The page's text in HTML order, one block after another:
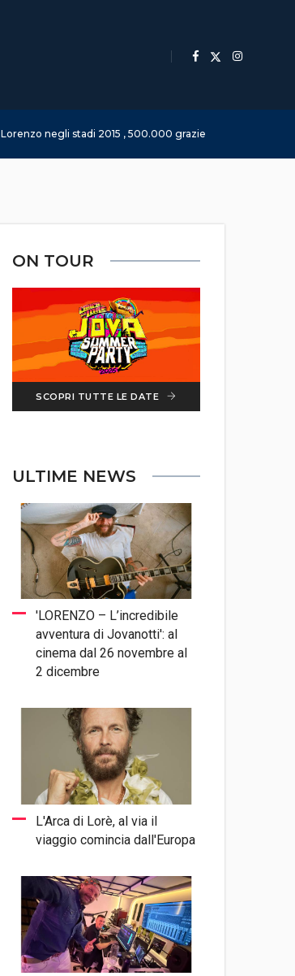
Lorenzo negli stadi 2015 , 500.000 grazie
ON TOUR
SCOPRI TUTTE LE DATE
ULTIME NEWS
'LORENZO – L’incredibile
avventura di Jovanotti': al
cinema dal 26 novembre al
2 dicembre
L'Arca di Lorè, al via il
viaggio comincia dall'Europa